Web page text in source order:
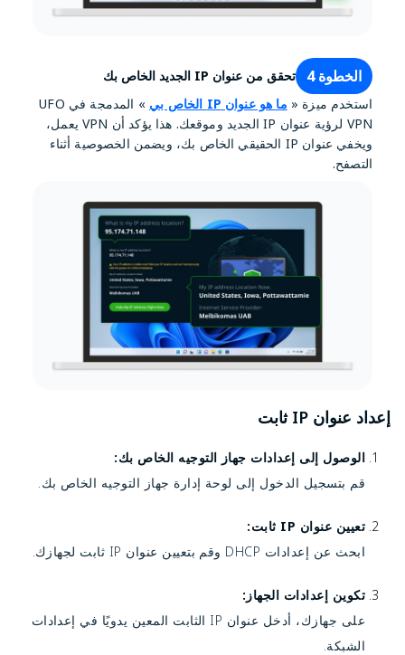
الخطوة 4
تحقق من عنوان IP الجديد الخاص بك
استخدم ميزة « ما هو عنوان IP الخاص بي
» المدمجة في UFO
VPN لرؤية عنوان IP الجديد وموقعك. هذا يؤكد أن VPN يعمل،
ويخفي عنوان IP الحقيقي الخاص بك، ويضمن الخصوصية أثناء
التصفح.
إعداد عنوان IP ثابت
الوصول إلى إعدادات جهاز التوجيه الخاص بك:
قم بتسجيل الدخول إلى لوحة إدارة جهاز التوجيه الخاص بك.
تعيين عنوان IP ثابت:
ابحث عن إعدادات DHCP وقم بتعيين عنوان IP ثابت لجهازك.
تكوين إعدادات الجهاز:
على جهازك، أدخل عنوان IP الثابت المعين يدويًا في إعدادات
الشبكة.